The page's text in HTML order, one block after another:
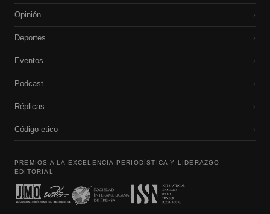
Opinión ›
Deportes ›
Eventos ›
Podcast ›
Réplicas ›
Código etico ›
PREMIOS A LA EXCELENCIA PERIODÍSTICA Y LIDERAZGO
EDITORIAL